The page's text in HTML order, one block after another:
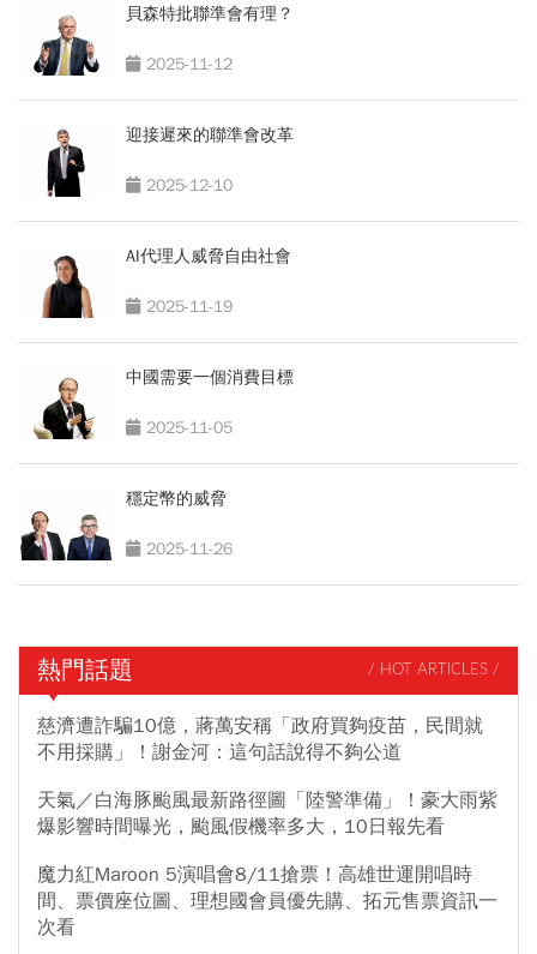
貝森特批聯準會有理？
2025-11-12
迎接遲來的聯準會改革
2025-12-10
AI代理人威脅自由社會
2025-11-19
中國需要一個消費目標
2025-11-05
穩定幣的威脅
2025-11-26
熱門話題 / HOT ARTICLES /
慈濟遭詐騙10億，蔣萬安稱「政府買夠疫苗，民間就
不用採購」！謝金河：這句話說得不夠公道
天氣／白海豚颱風最新路徑圖「陸警準備」！豪大雨紫
爆影響時間曝光，颱風假機率多大，10日報先看
魔力紅Maroon 5演唱會8/11搶票！高雄世運開唱時
間、票價座位圖、理想國會員優先購、拓元售票資訊一
次看